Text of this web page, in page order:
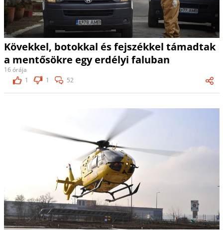
Kövekkel, botokkal és fejszékkel támadtak
a mentősökre egy erdélyi faluban
16 órája
1
1 52